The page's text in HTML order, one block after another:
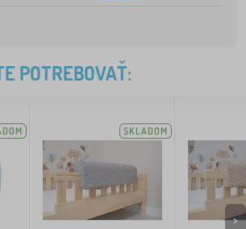
POTREBOVAŤ:
SKLADOM
>